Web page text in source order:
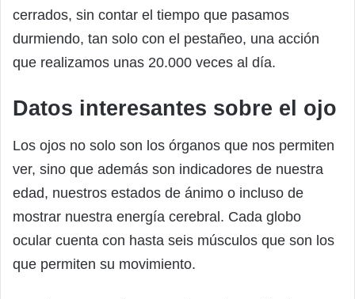
cerrados, sin contar el tiempo que pasamos
durmiendo, tan solo con el pestañeo, una acción
que realizamos unas 20.000 veces al día.
Datos interesantes sobre el ojo
Los ojos no solo son los órganos que nos permiten
ver, sino que además son indicadores de nuestra
edad, nuestros estados de ánimo o incluso de
mostrar nuestra energía cerebral. Cada globo
ocular cuenta con hasta seis músculos que son los
que permiten su movimiento.